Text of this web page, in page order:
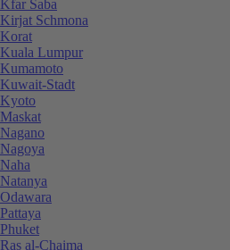
Kfar Saba
Kirjat Schmona
Korat
Kuala Lumpur
Kumamoto
Kuwait-Stadt
Kyoto
Maskat
Nagano
Nagoya
Naha
Natanya
Odawara
Pattaya
Phuket
Ras al-Chaima